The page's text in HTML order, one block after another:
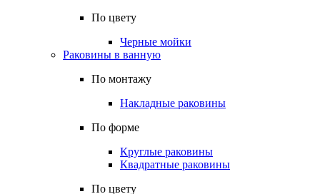
По цвету
Черные мойки
Раковины в ванную
По монтажу
Накладные раковины
По форме
Круглые раковины
Квадратные раковины
По цвету